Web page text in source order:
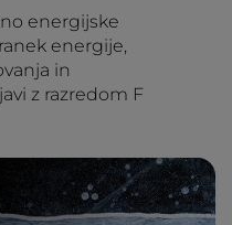
energijske
energije,
in
z razredom F